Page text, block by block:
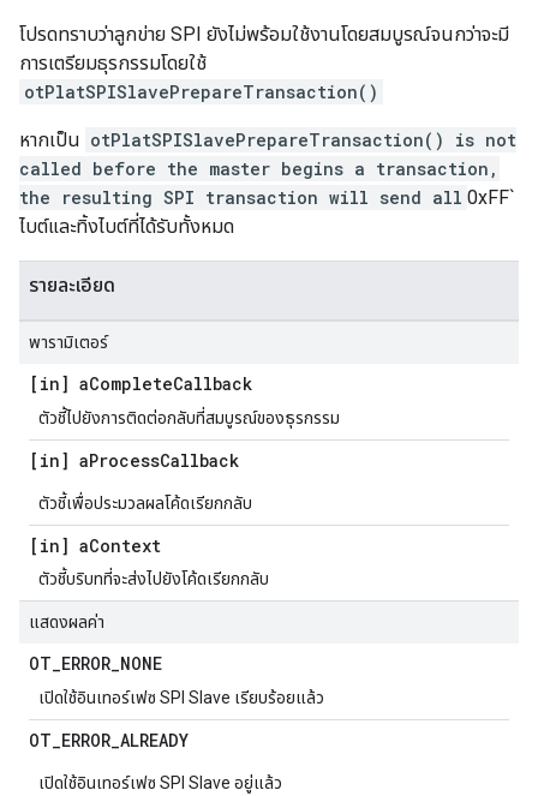
โปรดทราบว่าลูกข่าย SPI ยังไม่พร้อมใช้งานโดยสมบูรณ์จนกว่าจะมี
การเตรียมธุรกรรมโดยใช้
otPlatSPISlavePrepareTransaction()
หากเป็น otPlatSPISlavePrepareTransaction() is not
called before the master begins a transaction,
the resulting SPI transaction will send all 0xFF`
ไบต์และทิ้งไบต์ที่ได้รับทั้งหมด
รายละเอียด
พารามิเตอร์
[in] aCompleteCallback
ตัวชี้ไปยังการติดต่อกลับที่สมบูรณ์ของธุรกรรม
[in] aProcessCallback
ตัวชี้เพื่อประมวลผลโค้ดเรียกกลับ
[in] aContext
ตัวชี้บริบทที่จะส่งไปยังโค้ดเรียกกลับ
แสดงผลค่า
OT_ERROR_NONE
เปิดใช้อินเทอร์เฟซ SPI Slave เรียบร้อยแล้ว
OT_ERROR_ALREADY
เปิดใช้อินเทอร์เฟซ SPI Slave อยู่แล้ว